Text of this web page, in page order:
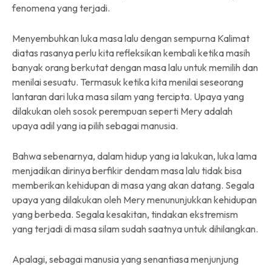
fenomena yang terjadi.
Menyembuhkan luka masa lalu dengan sempurna Kalimat
diatas rasanya perlu kita refleksikan kembali ketika masih
banyak orang berkutat dengan masa lalu untuk memilih dan
menilai sesuatu. Termasuk ketika kita menilai seseorang
lantaran dari luka masa silam yang tercipta. Upaya yang
dilakukan oleh sosok perempuan seperti Mery adalah
upaya adil yang ia pilih sebagai manusia.
Bahwa sebenarnya, dalam hidup yang ia lakukan, luka lama
menjadikan dirinya berfikir dendam masa lalu tidak bisa
memberikan kehidupan di masa yang akan datang. Segala
upaya yang dilakukan oleh Mery menununjukkan kehidupan
yang berbeda. Segala kesakitan, tindakan ekstremism
yang terjadi di masa silam sudah saatnya untuk dihilangkan.
Apalagi, sebagai manusia yang senantiasa menjunjung